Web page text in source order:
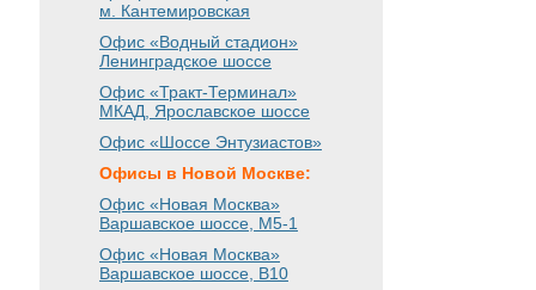
м. Кантемировская
Офис «Водный стадион»
Ленинградское шоссе
Офис «Тракт-Терминал»
МКАД, Ярославское шоссе
Офис «Шоссе Энтузиастов»
Офисы в Новой Москве:
Офис «Новая Москва»
Варшавское шоссе , М5-1
Офис «Новая Москва»
Варшавское шоссе , B10